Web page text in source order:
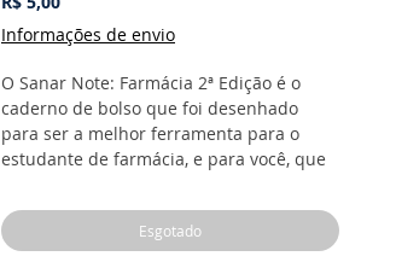
Informações de envio
O Sanar Note: Farmácia 2ª Edição é o
caderno de bolso que foi desenhado
para ser a melhor ferramenta para o
estudante de farmácia, e para você, que
para levar no jaleco, esse caderno traz de
forma resumida e esquematizada as
Esgotado